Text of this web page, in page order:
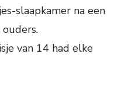
slaapkamer na een
van 14 had elke